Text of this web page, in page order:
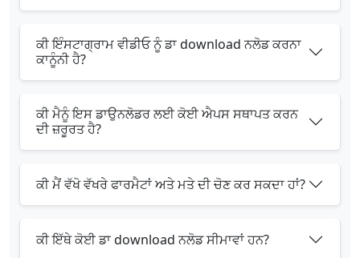
ਕੀ ਇੰਸਟਾਗ੍ਰਾਮ ਵੀਡੀਓ ਨੂੰ ਡਾ download ਨਲੋਡ ਕਰਨਾ
ਕਾਨੂੰਨੀ ਹੈ?
ਕੀ ਮੈਨੂੰ ਇਸ ਡਾਉਨਲੋਡਰ ਲਈ ਕੋਈ ਐਪਸ ਸਥਾਪਤ ਕਰਨ
ਦੀ ਜ਼ਰੂਰਤ ਹੈ?
ਕੀ ਮੈਂ ਵੱਖੋ ਵੱਖਰੇ ਫਾਰਮੈਟਾਂ ਅਤੇ ਮਤੇ ਦੀ ਚੋਣ ਕਰ ਸਕਦਾ ਹਾਂ?
ਕੀ ਇੱਥੇ ਕੋਈ ਡਾ download ਨਲੋਡ ਸੀਮਾਵਾਂ ਹਨ?